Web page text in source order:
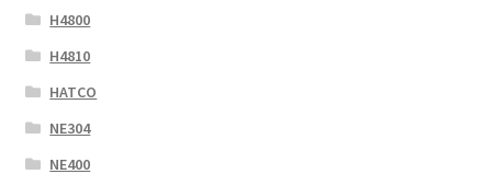
H4800
H4810
HATCO
NE304
NE400